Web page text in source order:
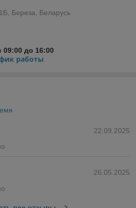
Береза, Беларусь
09:00 до 16:00
работы
22.09.2025
26.05.2025